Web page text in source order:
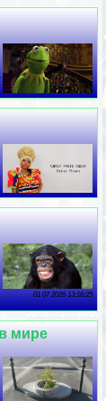
01 07 2026 13:16:25
мире